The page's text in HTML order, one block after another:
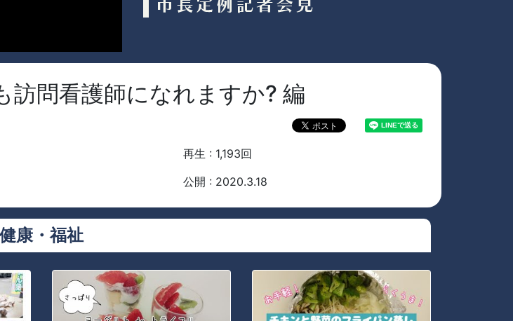
訪問看護師になれますか? 編
再生 : 1,193回
公開 : 2020.3.18
健康・福祉